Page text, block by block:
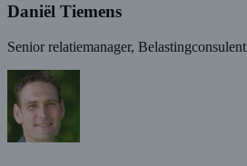
Daniël Tiemens
Senior relatiemanager, Belastingconsulent